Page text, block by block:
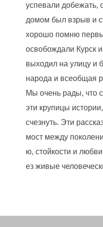
успевали
домом был взрыв и
хорошо помню
освобождали Курск
выходил на улицу и
народа и всеобщая
Мы очень рады, что
эти крупицы истории,
счезнуть. Эти
мостмежду
ю, стойкости и любви
езживые